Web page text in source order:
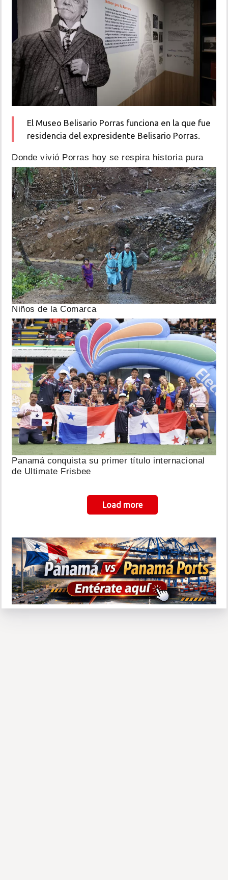
El Museo Belisario Porras funciona en la que fue
residencia del expresidente Belisario Porras.
Donde vivió Porras hoy se respira historia pura
Niños de la Comarca
Panamá conquista su primer título internacional
de Ultimate Frisbee
Load more